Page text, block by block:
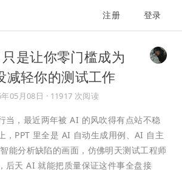
注册 登录
是让你零门槛成为
减轻你的测试工作
05月08日 · 11917 次阅读
当，最近两年被 AI 的风吹得有点站不稳
，PPT 里全是 AI 自动生成用例、AI 自主
能分析缺陷的画面，仿佛明天测试工程师
后天 AI 就能把质量保证这件事全盘接